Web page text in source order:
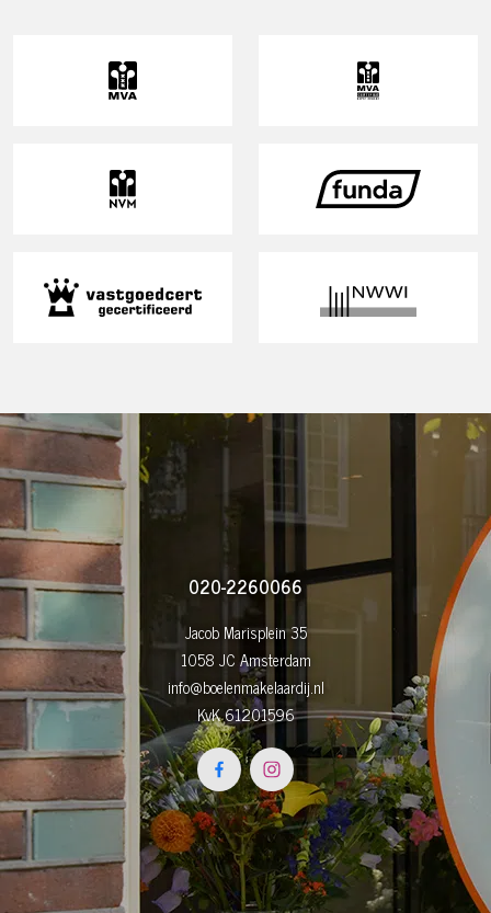
020-2260066
Jacob Marisplein 35
1058 JC Amsterdam
info@boelenmakelaardij.nl
KvK 61201596